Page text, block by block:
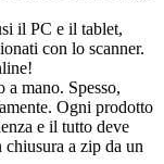
il PC e il tablet,
con lo scanner.
mano. Spesso,
Ogni prodotto
e il tutto deve
chiusura a zip da un